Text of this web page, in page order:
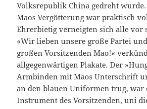
Volksrepublik China gedreht wurde.
Maos Vergötterung war praktisch
Ehrerbietig verneigten sich alle vor
«Wir lieben unsere große Partei
großen Vorsitzenden Mao!«
allgegenwärtigen Plakate. Der
Armbinden mit Maos Unterschrift
an den blauen Uniformen trug, war
Instrument des Vorsitzenden, uni